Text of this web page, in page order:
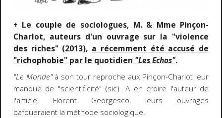
+ Le couple de sociologues, M. & Mme Pinçon-
Charlot, auteurs d'un ouvrage sur la "violence
des riches" (2013), a récemment été accusé de
"richophobie" par le quotidien "Les Echos".
"Le Monde"à son tour reproche aux Pinçon-Charlot leur
manque de "scientificité" (sic). A en croire l'auteur de
l'article, Florent Georgesco, leurs ouvrages
bafoueraient la méthode sociologique.